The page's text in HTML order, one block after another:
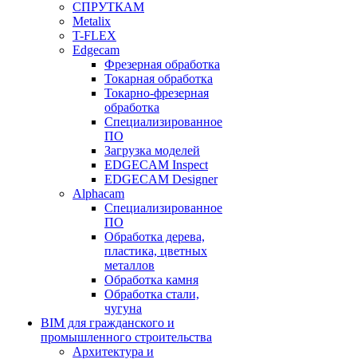
СПРУТКAM
Metalix
T-FLEX
Edgecam
Фрезерная обработка
Токарная обработка
Токарно-фрезерная
обработка
Специализированное
ПО
Загрузка моделей
EDGECAM Inspect
EDGECAM Designer
Alphacam
Специализированное
ПО
Обработка дерева,
пластика, цветных
металлов
Обработка камня
Обработка стали,
чугуна
BIM для гражданского и
промышленного строительства
Архитектура и